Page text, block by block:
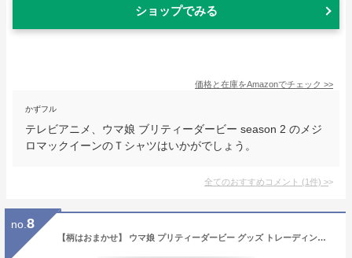
ショップでみる
価格と在庫をAmazonでチェック >>
かずフル
テレビアニメ、ウマ娘 ブリティーダービー season 2 のメジ
ロマックイーンのＴシャツはいかがでしょう。
全てのおすすめコメント (1件) >
no. 8
【柄はおまかせ】 ウマ娘 プリティーダービー グッズ トレーディング缶バッチ 389937